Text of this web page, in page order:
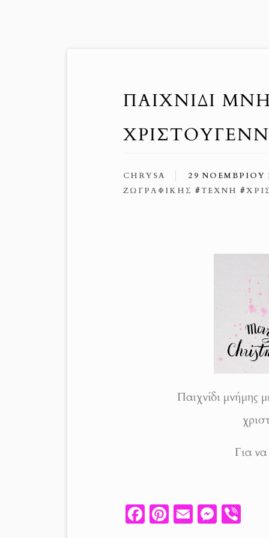
ΠΑΙΧΝΙΔΙ
CHRYSA 29 ΝΟΕΜΒΡΊΟΥ
ΖΩΓΡΑΦΙΚΉΣ #ΤΈΧΝΗ #
Παιχνίδι μνήμης
Για
Fa Pi E M